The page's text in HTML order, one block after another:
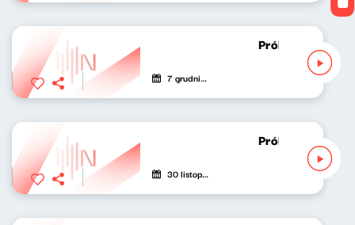
Próbny lot
7 grudnia 2020
Próbny lot
30 listopada 2020